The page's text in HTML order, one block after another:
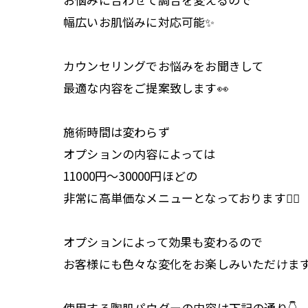
幅広いお肌悩みに対応可能✨
カウンセリングでお悩みをお聞きして
最適な内容をご提案致します👀
施術時間は変わらず
オプションの内容によっては
11000円〜30000円ほどの
非常に高単価なメニューとなっております💆‍♀️
オプションによって効果も変わるので
お客様にも色々な変化をお楽しみいただけま